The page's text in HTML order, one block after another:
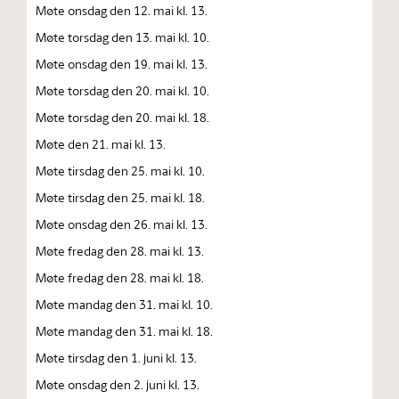
Møte onsdag den 12. mai kl. 13.
Møte torsdag den 13. mai kl. 10.
Møte onsdag den 19. mai kl. 13.
Møte torsdag den 20. mai kl. 10.
Møte torsdag den 20. mai kl. 18.
Møte den 21. mai kl. 13.
Møte tirsdag den 25. mai kl. 10.
Møte tirsdag den 25. mai kl. 18.
Møte onsdag den 26. mai kl. 13.
Møte fredag den 28. mai kl. 13.
Møte fredag den 28. mai kl. 18.
Møte mandag den 31. mai kl. 10.
Møte mandag den 31. mai kl. 18.
Møte tirsdag den 1. juni kl. 13.
Møte onsdag den 2. juni kl. 13.